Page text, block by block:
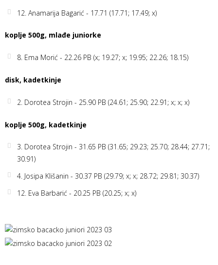
12. Anamarija Bagarić - 17.71 (17.71; 17.49; x)
koplje 500g, mlađe juniorke
8. Ema Morić - 22.26 PB (x; 19.27; x; 19.95; 22.26; 18.15)
disk, kadetkinje
2. Dorotea Strojin - 25.90 PB (24.61; 25.90; 22.91; x; x; x)
koplje 500g, kadetkinje
3. Dorotea Strojin - 31.65 PB (31.65; 29.23; 25.70; 28.44; 27.71;
30.91)
4. Josipa Klišanin - 30.37 PB (29.79; x; x; 28.72; 29.81; 30.37)
12. Eva Barbarić - 20.25 PB (20.25; x; x)